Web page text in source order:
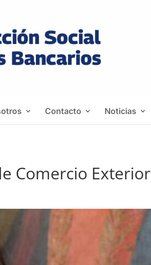
Contacto Noticias
Comercio Exterior